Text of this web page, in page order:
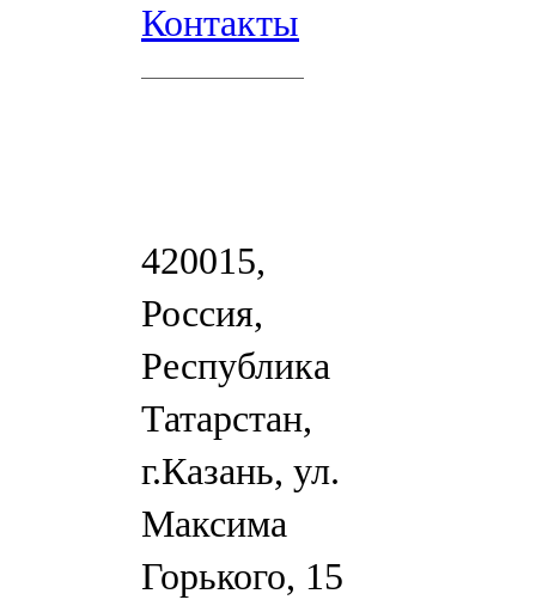
Контакты
420015,
Россия,
Республика
Татарстан,
г.Казань, ул.
Максима
Горького, 15